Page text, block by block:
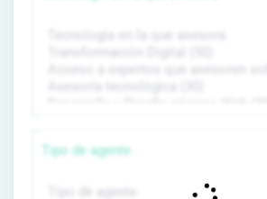
Tipo de agente